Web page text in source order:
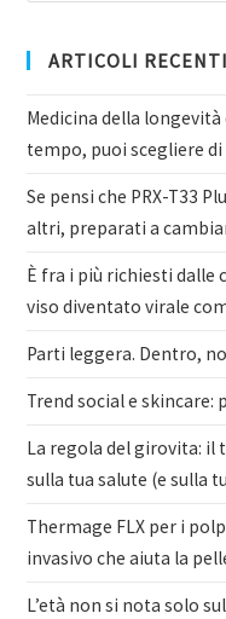
ARTICOLI RECENTI
Medicina della
tempo, puoi scegliere
Se pensi che PRX-T33
altri, preparati a
È fra i più richiesti
viso diventato virale
Parti leggera. Dentro,
Trend social e
La regola del girovita:
sulla tua salute (e sulla
Thermage FLX per i
invasivo che aiuta la
L’età non si nota solo